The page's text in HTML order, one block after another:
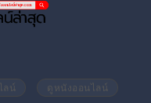
ลน์ ดูหนังออนไลน์